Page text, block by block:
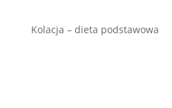
Kolacja – dieta podstawowa